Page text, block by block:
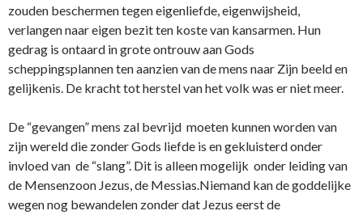
zouden beschermen tegen eigenliefde, eigenwijsheid,
verlangen naar eigen bezit ten koste van kansarmen. Hun
gedrag is o­ntaard in grote o­ntrouw aan Gods
scheppingsplannen ten aanzien van de mens naar Zijn beeld en
gelijkenis. De kracht tot herstel van het volk was er niet meer.
De “gevangen” mens zal bevrijd moeten kunnen worden van
zijn wereld die zonder Gods liefde is en gekluisterd o­nder
invloed van de “slang”. Dit is alleen mogelijk o­nder leiding van
de Mensenzoon Jezus, de Messias.Niemand kan de goddelijke
wegen nog bewandelen zonder dat Jezus eerst de